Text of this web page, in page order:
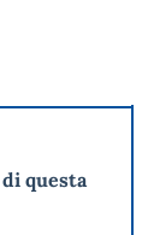
questa